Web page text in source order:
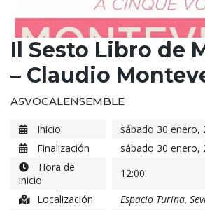
Il Sesto Libro de
– Claudio
A5VOCALENSEMBLE
Inicio
sábado 30 enero,
Finalización
sábado 30 enero,
Hora de
inicio
12:00
Localización
Espacio Turina,